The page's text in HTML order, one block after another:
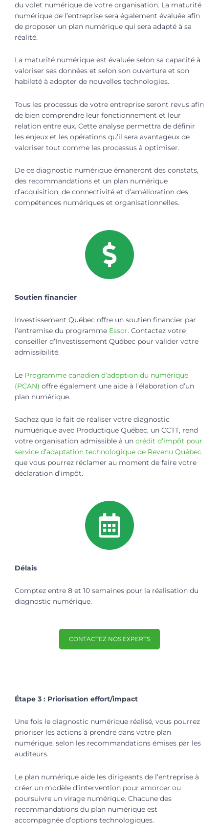
du volet numérique de votre organisation. La maturité
numérique de l’entreprise sera également évaluée afin
de proposer un plan numérique qui sera adapté à sa
réalité.
La maturité numérique est évaluée selon sa capacité à
valoriser ses données et selon son ouverture et son
habileté à adopter de nouvelles technologies.
Tous les processus de votre entreprise seront revus afin
de bien comprendre leur fonctionnement et leur
relation entre eux. Cette analyse permettra de définir
les enjeux et les opérations qu’il sera avantageux de
valoriser tout comme les processus à optimiser.
De ce diagnostic numérique émaneront des constats,
des recommandations et un plan numérique
d’acquisition, de connectivité et d’amélioration des
compétences numériques et organisationnelles.
Soutien financier
Investissement Québec offre un soutien financier par
l’entremise du programme Essor. Contactez votre
conseiller d’Investissement Québec pour valider votre
admissibilité.
Le Programme canadien d’adoption du numérique
(PCAN) offre également une aide à l’élaboration d’un
plan numérique.
Sachez que le fait de réaliser votre diagnostic
numuérique avec Productique Québec, un CCTT, rend
votre organisation admissible à un crédit d’impôt pour
service d’adaptation technologique de Revenu Québec
que vous pourrez réclamer au moment de faire votre
déclaration d’impôt.
Délais
Comptez entre 8 et 10 semaines pour la réalisation du
diagnostic numérique.
CONTACTEZ NOS EXPERTS
Étape 3 : Priorisation effort/impact
Une fois le diagnostic numérique réalisé, vous pourrez
prioriser les actions à prendre dans votre plan
numérique, selon les recommandations émises par les
auditeurs.
Le plan numérique aide les dirigeants de l’entreprise à
créer un modèle d’intervention pour amorcer ou
poursuivre un virage numérique. Chacune des
recommandations du plan numérique est
accompagnée d’options technologiques.